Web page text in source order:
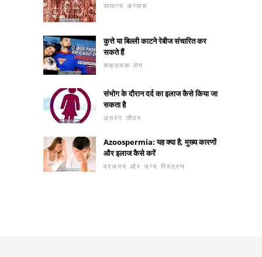
सामान्य अभ्यास
कुत्ते या बिल्ली काटने रेबीज संचारित कर
सकते हैं
संक्रामक रोग
संभोग के दौरान दर्द का इलाज कैसे किया जा
सकता है
अंतरंग जीवन
Azoospermia: यह क्या है, मुख्य कारणों
और इलाज कैसे करें
प्रजनन और जन्म नियंत्रण